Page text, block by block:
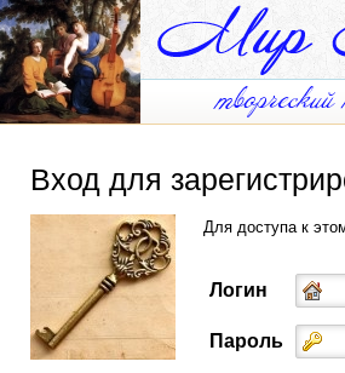
Вход для
Для доступа к
Логин
Пароль